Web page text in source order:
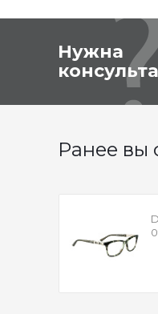
Нужна
Ранее вы